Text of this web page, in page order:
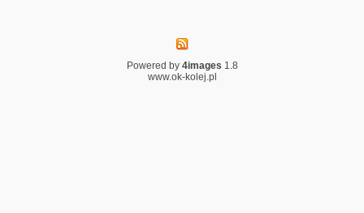
Powered by 4images 1.8
www.ok-kolej.pl